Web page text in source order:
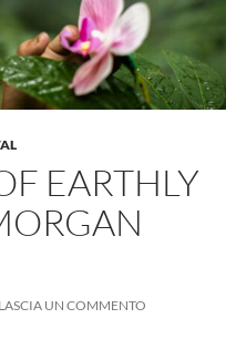
EARTHLY
LASCIA UN COMMENTO